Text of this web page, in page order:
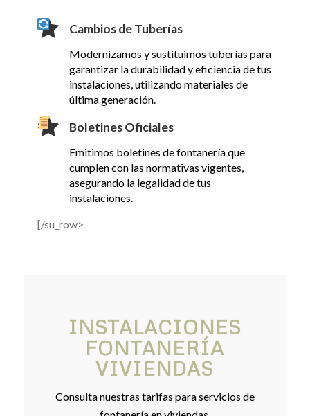
Cambios de Tuberías
Modernizamos y sustituimos tuberías para
garantizar la durabilidad y eficiencia de tus
instalaciones, utilizando materiales de
última generación.
Boletines Oficiales
Emitimos boletines de fontanería que
cumplen con las normativas vigentes,
asegurando la legalidad de tus
instalaciones.
[/su_row>
INSTALACIONES
FONTANERÍA
VIVIENDAS
Consulta nuestras tarifas para servicios de